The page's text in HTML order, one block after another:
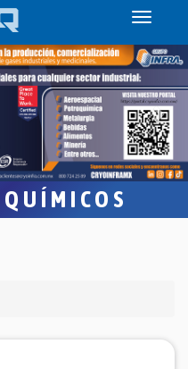
Toggle